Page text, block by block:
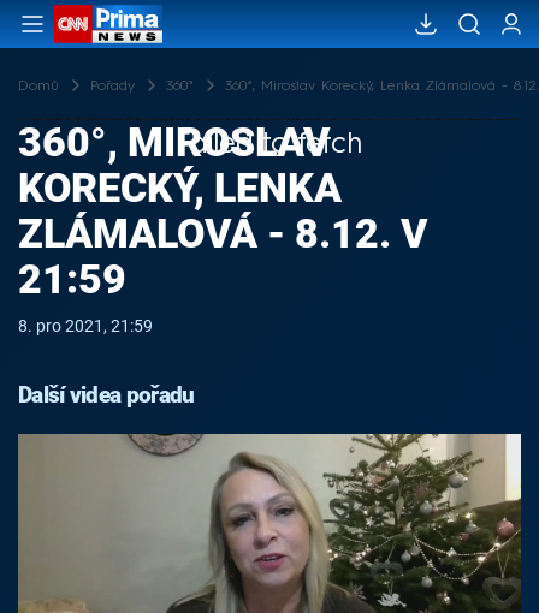
Domů Pořady 360° 360°, Miroslav Korecký, Lenka Zlámalová -
Failed to fetch
360°, MIROSLAV
KORECKÝ, LENKA
ZLÁMALOVÁ - 8.12. V
21:59
8. pro 2021, 21:59
Další videa pořadu